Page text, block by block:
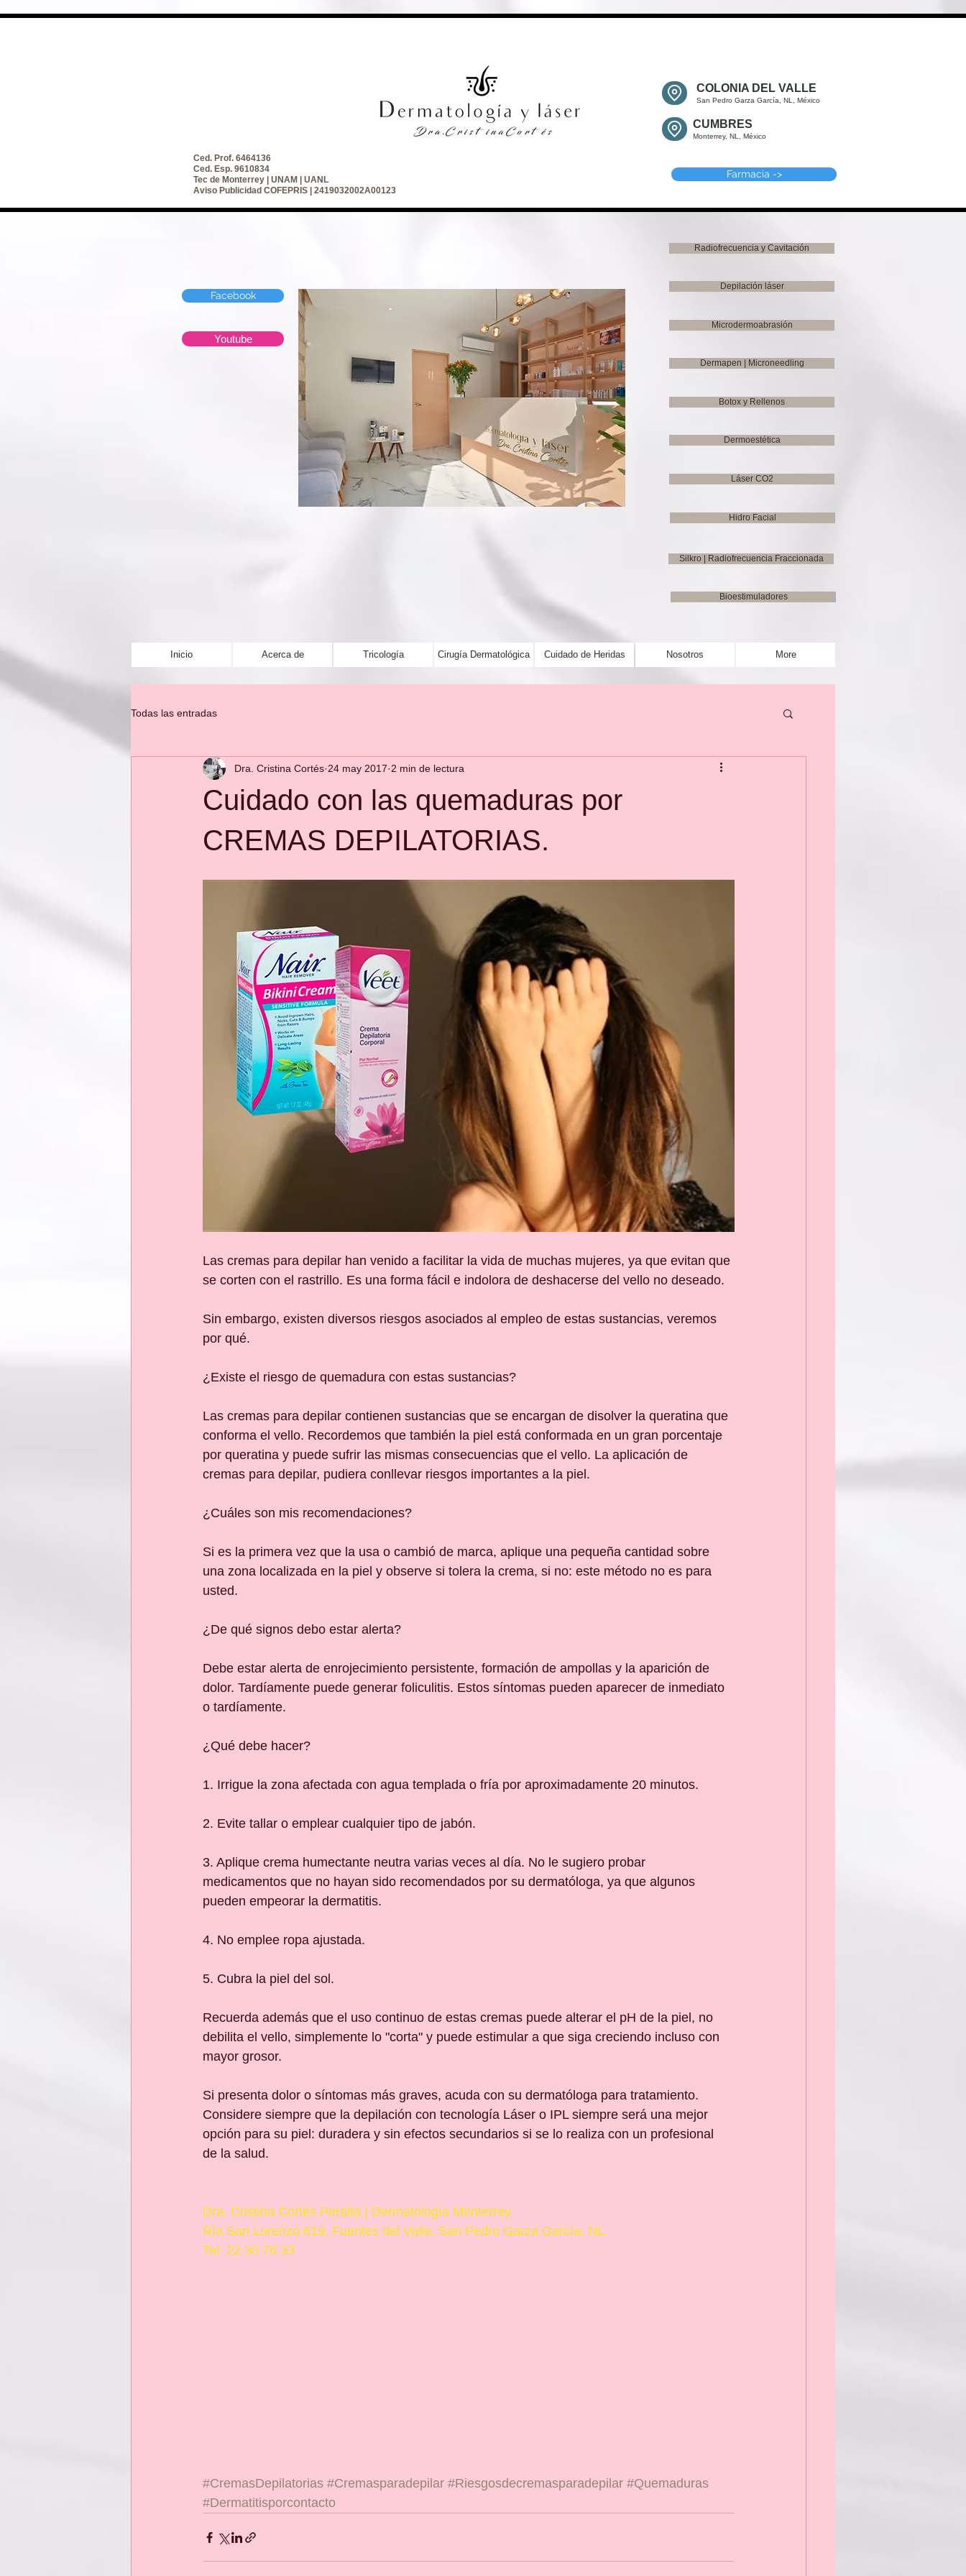
CUMBRES
Monterrey, NL, México
Ced. Prof. 6464136
Ced. Esp. 9610834
Tec de Monterrey | UNAM | UANL
Aviso Publicidad COFEPRIS | 2419032002A00123
Farmacia ->
COLONIA DEL VALLE
San Pedro Garza García, NL, México
Radiofrecuencia y Cavitación
Facebook
Youtube
Depilación láser
Microdermoabrasión
Dermapen | Microneedling
Botox y Rellenos
Dermoestética
Láser CO2
Hidro Facial
Silkro | Radiofrecuencia Fraccionada
Bioestimuladores
Inicio Acerca de Tricología Cirugía Dermatológica Cuidado de Heridas Nosotros More
Todas las entradas
Cuidado con las quemaduras por
CREMAS DEPILATORIAS.
Dra. Cristina Cortés 24 may 2017 2 min de lectura
Las cremas para depilar han venido a facilitar la vida de muchas mujeres, ya que evitan que
se corten con el rastrillo. Es una forma fácil e indolora de deshacerse del vello no deseado.
Sin embargo, existen diversos riesgos asociados al empleo de estas sustancias, veremos
por qué.
¿Existe el riesgo de quemadura con estas sustancias?
Las cremas para depilar contienen sustancias que se encargan de disolver la queratina que
conforma el vello. Recordemos que también la piel está conformada en un gran porcentaje
por queratina y puede sufrir las mismas consecuencias que el vello. La aplicación de
cremas para depilar, pudiera conllevar riesgos importantes a la piel.
¿Cuáles son mis recomendaciones?
Si es la primera vez que la usa o cambió de marca, aplique una pequeña cantidad sobre
una zona localizada en la piel y observe si tolera la crema, si no: este método no es para
usted.
¿De qué signos debo estar alerta?
Debe estar alerta de enrojecimiento persistente, formación de ampollas y la aparición de
dolor. Tardíamente puede generar foliculitis. Estos síntomas pueden aparecer de inmediato
o tardíamente.
¿Qué debe hacer?
1. Irrigue la zona afectada con agua templada o fría por aproximadamente 20 minutos.
2. Evite tallar o emplear cualquier tipo de jabón.
3. Aplique crema humectante neutra varias veces al día. No le sugiero probar
medicamentos que no hayan sido recomendados por su dermatóloga, ya que algunos
pueden empeorar la dermatitis.
4. No emplee ropa ajustada.
5. Cubra la piel del sol.
Recuerda además que el uso continuo de estas cremas puede alterar el pH de la piel, no
debilita el vello, simplemente lo "corta" y puede estimular a que siga creciendo incluso con
mayor grosor.
Si presenta dolor o síntomas más graves, acuda con su dermatóloga para tratamiento.
Considere siempre que la depilación con tecnología Láser o IPL siempre será una mejor
opción para su piel: duradera y sin efectos secundarios si se lo realiza con un profesional
de la salud.
Dra. Cristina Cortés Peralta | Dermatología Monterrey
Río San Lorenzo 619, Fuentes del Valle, San Pedro Garza García, NL.
Tel. 22 30 76 33
#CremasDepilatorias #Cremasparadepilar #Riesgosdecremasparadepilar #Quemaduras
#Dermatitisporcontacto